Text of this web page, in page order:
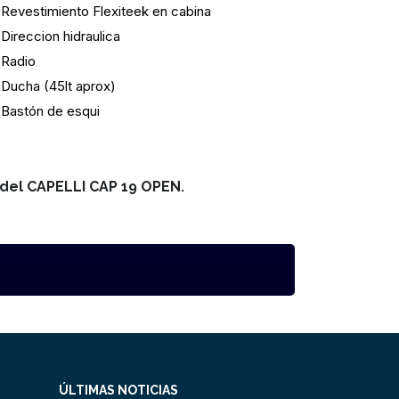
Revestimiento Flexiteek en cabina
Direccion hidraulica
Radio
Ducha (45lt aprox)
Bastón de esqui
CAP 19 OPEN.
ÚLTIMAS NOTICIAS